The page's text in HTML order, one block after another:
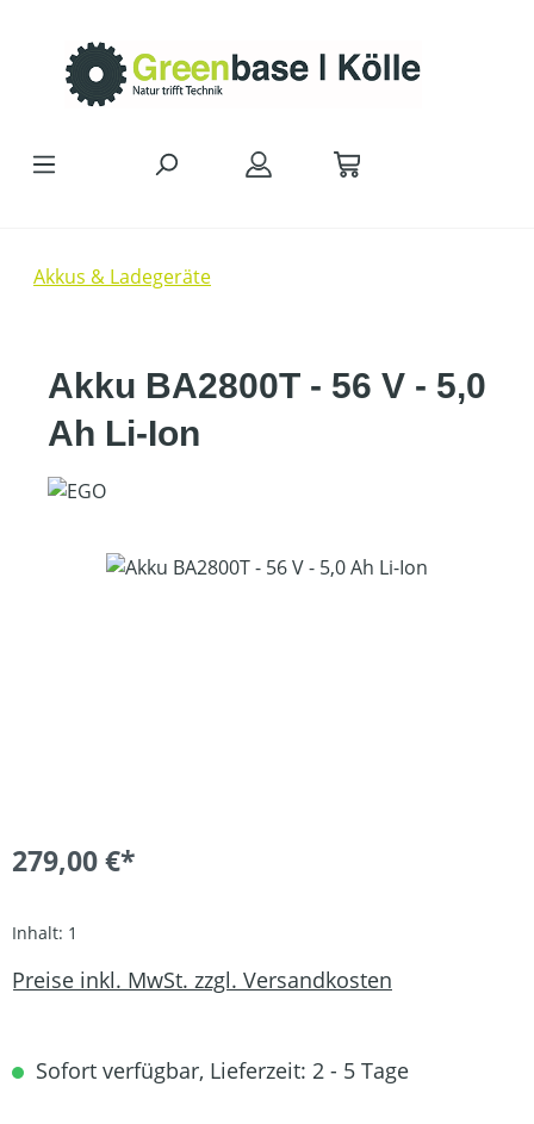
Akkus & Ladegeräte
Akku BA2800T - 56 V - 5,0
Ah Li-Ion
Bildergalerie überspringen
279,00 €*
Inhalt: 1
Preise inkl. MwSt. zzgl. Versandkosten
Sofort verfügbar, Lieferzeit: 2 - 5 Tage